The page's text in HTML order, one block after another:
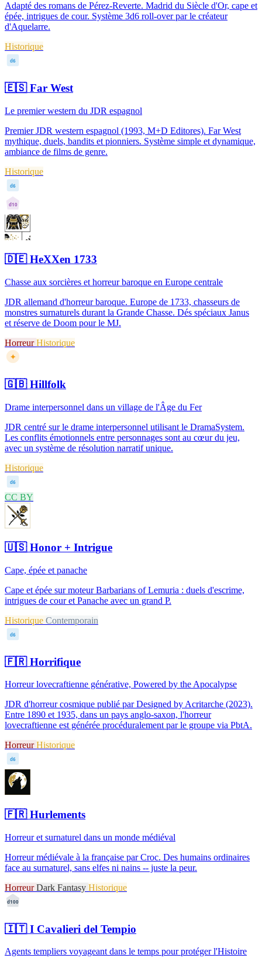
Adapté des romans de Pérez-Reverte. Madrid du Siècle d'Or, cape et
épée, intrigues de cour. Système 3d6 roll-over par le créateur
d'Aquelarre.
Historique
d6
🇪🇸Far West
Le premier western du JDR espagnol
Premier JDR western espagnol (1993, M+D Editores). Far West
mythique, duels, bandits et pionniers. Système simple et dynamique,
ambiance de films de genre.
Historique
d6
d10
🇩🇪HeXXen 1733
Chasse aux sorcières et horreur baroque en Europe centrale
JDR allemand d'horreur baroque. Europe de 1733, chasseurs de
monstres surnaturels durant la Grande Chasse. Dés spéciaux Janus
et réserve de Doom pour le MJ.
HorreurHistorique
✦
🇬🇧Hillfolk
Drame interpersonnel dans un village de l'Âge du Fer
JDR centré sur le drame interpersonnel utilisant le DramaSystem.
Les conflits émotionnels entre personnages sont au cœur du jeu,
avec un système de résolution narratif unique.
Historique
d6
CC BY
🇺🇸Honor + Intrigue
Cape, épée et panache
Cape et épée sur moteur Barbarians of Lemuria : duels d'escrime,
intrigues de cour et Panache avec un grand P.
Historique Contemporain
d6
🇫🇷Horrifique
Horreur lovecraftienne générative, Powered by the Apocalypse
JDR d'horreur cosmique publié par Designed by Acritarche (2023).
Entre 1890 et 1935, dans un pays anglo-saxon, l'horreur
lovecraftienne est générée procéduralement par le groupe via PbtA.
HorreurHistorique
d6
🇫🇷Hurlements
Horreur et surnaturel dans un monde médiéval
Horreur médiévale à la française par Croc. Des humains ordinaires
face au surnaturel, sans elfes ni nains -- juste la peur.
HorreurDark Fantasy Historique
d100
🇮🇹I Cavalieri del Tempio
Agents templiers voyageant dans le temps pour protéger l'Histoire